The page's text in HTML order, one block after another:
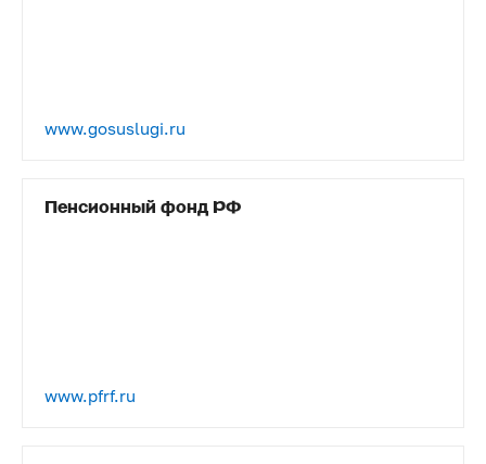
www.gosuslugi.ru
Пенсионный фонд РФ
www.pfrf.ru